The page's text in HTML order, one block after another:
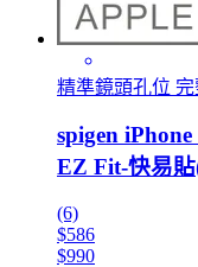
精準鏡頭孔位
spigen
EZ Fit-快易
(6)
$586
$990